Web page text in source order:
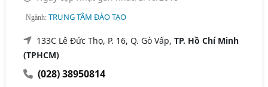
Ngành:TRUNG TÂM ĐÀO TẠO
133C Lê Đức Thọ, P. 16, Q. Gò Vấp,TP. Hồ Chí Minh
(TPHCM)
(028) 38950814